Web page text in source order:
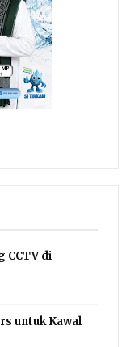
CCTV di
untuk Kawal